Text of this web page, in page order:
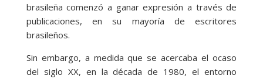
brasileña comenzó a ganar expresión a través de
publicaciones, en su mayoría de escritores
brasileños.
Sin embargo, a medida que se acercaba el ocaso
del siglo XX, en la década de 1980, el entorno